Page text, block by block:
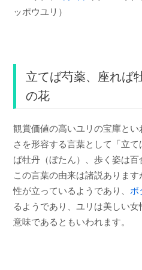
ッポウユリ）
立てば芍薬、座れば
の花
観賞価値の高いユリの宝庫と
さを形容する言葉として「立
ば牡丹（ぼたん）、歩く姿は百
この言葉の由来は諸説あります
性が立っているようであり、 ボ
るようであり、ユリは美しい
意味であるともいわれます。